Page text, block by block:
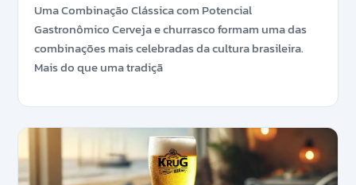
Uma Combinação Clássica com Potencial
Gastronômico Cerveja e churrasco formam uma das
combinações mais celebradas da cultura brasileira.
Mais do que uma tradiçã